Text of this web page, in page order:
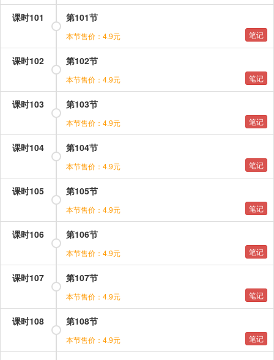
课时101 第101节
本节售价：4.9元 笔记
课时102 第102节
本节售价：4.9元 笔记
课时103 第103节
本节售价：4.9元 笔记
课时104 第104节
本节售价：4.9元 笔记
课时105 第105节
本节售价：4.9元 笔记
课时106 第106节
本节售价：4.9元 笔记
课时107 第107节
本节售价：4.9元 笔记
课时108 第108节
本节售价：4.9元 笔记